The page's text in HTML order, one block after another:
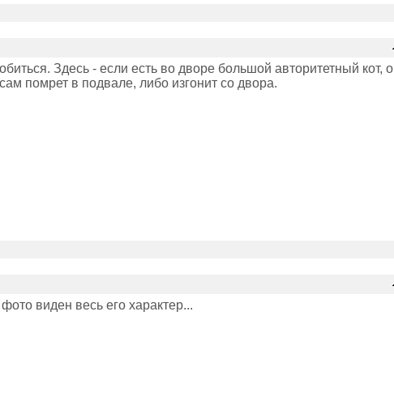
Здесь - если есть во дворе большой авторитетный кот,
помрет в подвале, либо изгонит со двора.
виден весь его характер...